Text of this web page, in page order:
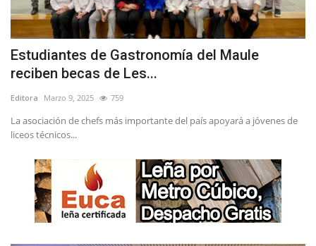
Estudiantes de Gastronomía del Maule
reciben becas de Les...
Editora Marzo 9, 2025 759
La asociación de chefs más importante del país apoyará a jóvenes de
liceos técnicos...